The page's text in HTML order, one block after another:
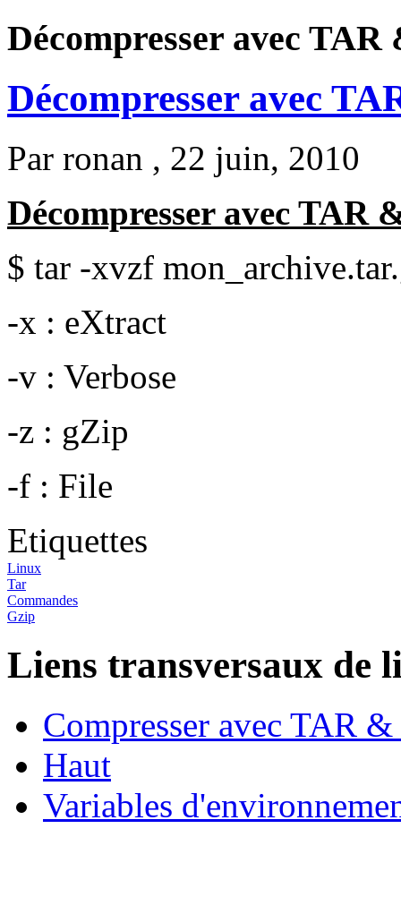
Décompresser avec
Décompresser avec
Par ronan , 22 juin, 2010
Décompresser avec TAR
$ tar -xvzf
-x : eXtract
-v : Verbose
-z : gZip
-f : File
Etiquettes
Linux
Tar
Commandes
Gzip
Liens transversaux de
Compresser avec TAR
Haut
Variables